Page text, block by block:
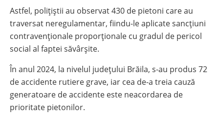
Astfel, polițiștii au observat 430 de pietoni care au
traversat neregulamentar, fiindu-le aplicate sancțiuni
contravenționale proporționale cu gradul de pericol
social al faptei săvârșite.
În anul 2024, la nivelul județului Brăila, s-au produs 72
de accidente rutiere grave, iar cea de-a treia cauză
generatoare de accidente este neacordarea de
prioritate pietonilor.